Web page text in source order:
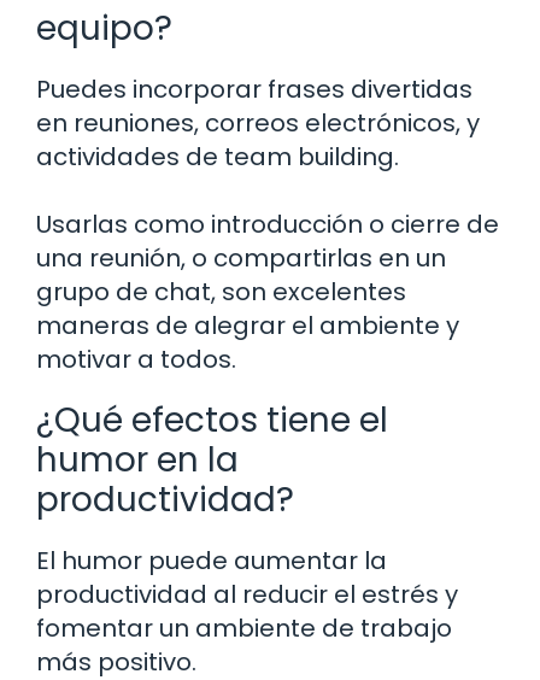
equipo?
Puedes incorporar frases divertidas
en reuniones, correos electrónicos, y
actividades de team building.
Usarlas como introducción o cierre de
una reunión, o compartirlas en un
grupo de chat, son excelentes
maneras de alegrar el ambiente y
motivar a todos.
¿Qué efectos tiene el
humor en la
productividad?
El humor puede aumentar la
productividad al reducir el estrés y
fomentar un ambiente de trabajo
más positivo.